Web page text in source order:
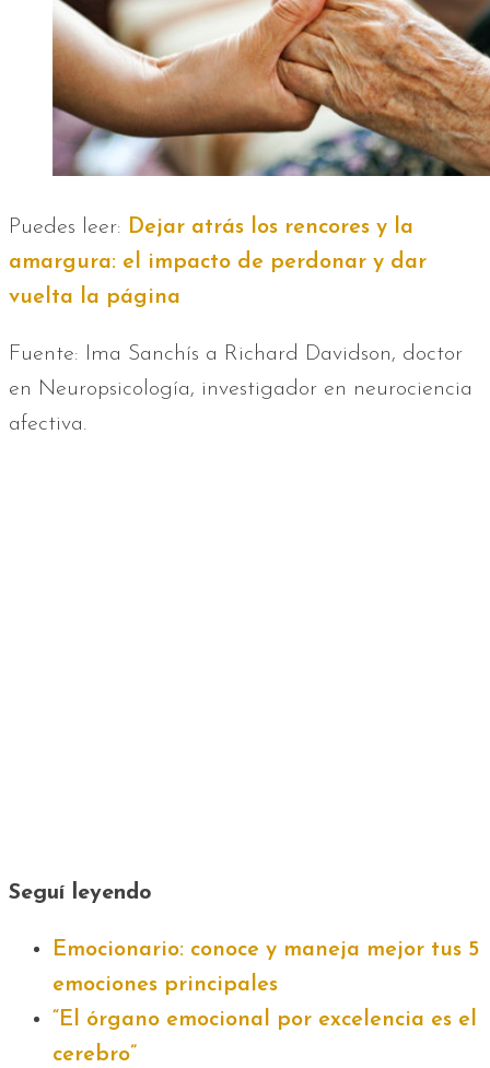
Puedes leer: Dejar atrás los rencores y la
amargura: el impacto de perdonar y dar
vuelta la página
Fuente: Ima Sanchís a Richard Davidson, doctor
en Neuropsicología, investigador en neurociencia
afectiva.
Seguí leyendo
Emocionario: conoce y maneja mejor tus 5
emociones principales
“El órgano emocional por excelencia es el
cerebro”